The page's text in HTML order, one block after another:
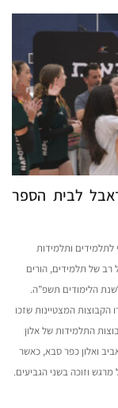
לבית הספר
ותלמידות
רב של תלמידים, הורים
הלימודים תשפ”ה.
הקבוצות המצטיינות שזכו
התלמידות של אלון
ואלון כפר סבא, כאשר
וזוכה בשני הגביעים.